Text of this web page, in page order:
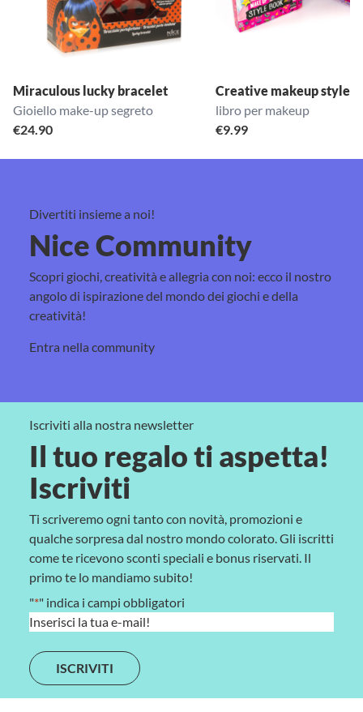
Miraculous lucky bracelet
Gioiello make-up segreto
€24.90
Creative makeup style
libro per makeup
€9.99
Divertiti insieme a noi!
Nice Community
Scopri giochi, creatività e allegria con noi: ecco il nostro
angolo di ispirazione del mondo dei giochi e della
creatività!
Entra nella community
Iscriviti alla nostra newsletter
Il tuo regalo ti aspetta!
Iscriviti
Ti scriveremo ogni tanto con novità, promozioni e
qualche sorpresa dal nostro mondo colorato. Gli iscritti
come te ricevono sconti speciali e bonus riservati. Il
primo te lo mandiamo subito!
"*" indica i campi obbligatori
E
a
i
l